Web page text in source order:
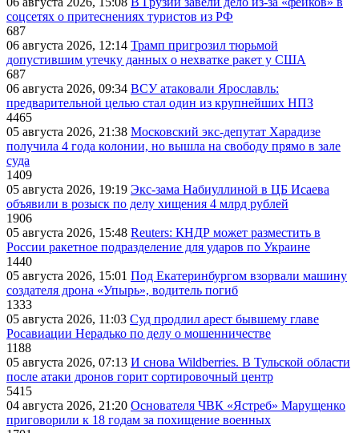
соцсетях о притеснениях туристов из РФ
687
06 августа 2026, 12:14 Трамп пригрозил тюрьмой
допустившим утечку данных о нехватке ракет у США
687
06 августа 2026, 09:34 ВСУ атаковали Ярославль:
предварительной целью стал один из крупнейших НПЗ
4465
05 августа 2026, 21:38 Московский экс-депутат Харадизе
получила 4 года колонии, но вышла на свободу прямо в зале
суда
1409
05 августа 2026, 19:19 Экс-зама Набиуллиной в ЦБ Исаева
объявили в розыск по делу хищения 4 млрд рублей
1906
05 августа 2026, 15:48 Reuters: КНДР может разместить в
России ракетное подразделение для ударов по Украине
1440
05 августа 2026, 15:01 Под Екатеринбургом взорвали машину
создателя дрона «Упырь», водитель погиб
1333
05 августа 2026, 11:03 Суд продлил арест бывшему главе
Росавиации Нерадько по делу о мошенничестве
1188
05 августа 2026, 07:13 И снова Wildberries. В Тульской области
после атаки дронов горит сортировочный центр
5415
04 августа 2026, 21:20 Основателя ЧВК «Ястреб» Марущенко
приговорили к 18 годам за похищение военных